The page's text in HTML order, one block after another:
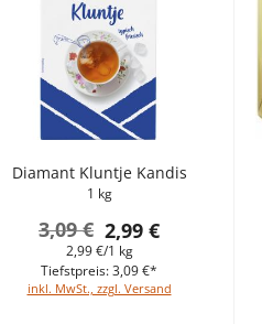
Diamant Kluntje Kandis
1 kg
2,99 €
3,09 €
2,99 €/1 kg
inkl. MwSt., zzgl. Versand
Tiefstpreis: 3,09 €*